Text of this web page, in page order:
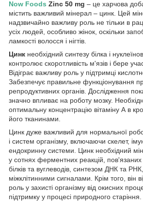
Now Foods Zinc 50 mg – це харчова
містить важливий мінерал – цинк. Цей
надзвичайно важливу роль не тільки в
усіх людей, особливо жінок, оскільки
ламкості волосся і нігтів.
Цинк необхідний синтезу білка і
контролює скоротливість м'язів і бере
Відіграє важливу роль у підтримці
Забезпечує правильне функціонування
репродуктивних органів. Дослідження
значно впливає на роботу мозку.
оптимальну концентрацію вітаміну А в
його тканинами.
Цинк дуже важливий для нормальної
і систем організму, включаючи скелет,
ендокринну системи. Цинк необхідний
у сотнях ферментних реакцій, пов'язаних
білків та вуглеводів, синтезом ДНК та
міжклітинними сигналами. Крім того, він
роль у захисті організму від окисних
підтримку у процесі природного старіння.